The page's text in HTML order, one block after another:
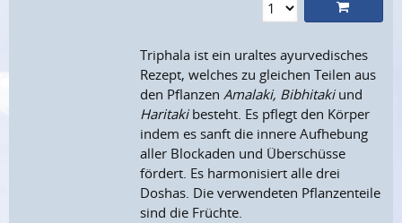
Triphala ist ein uraltes ayurvedisches
Rezept, welches zu gleichen Teilen aus
den PflanzenAmalaki, Bibhitakiund
Haritakibesteht. Es pflegt den Körper
indem es sanft die innere Aufhebung
aller Blockaden und Überschüsse
fördert. Es harmonisiert alle drei
Doshas. Die verwendeten Pflanzenteile
sind die Früchte.